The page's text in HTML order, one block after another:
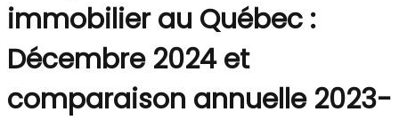
immobilier au Québec :
Décembre 2024 et
comparaison annuelle 2023-